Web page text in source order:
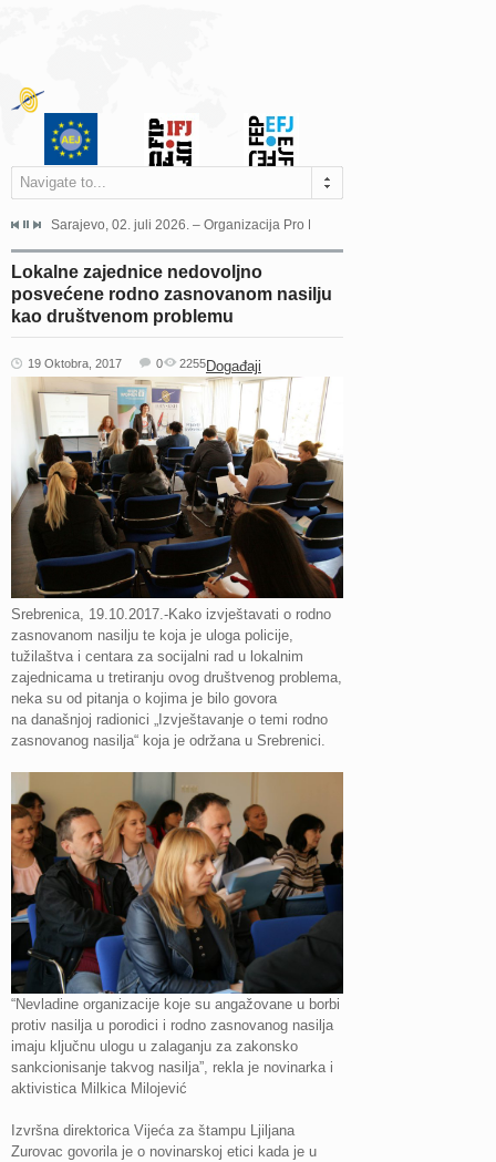
Navigate to...
Grada Sarajeva povodom Dana Sarajeva dugogodišnjoj...
Sarajevo, 02. juli 2026. – Organizacija Pro Educa juče je uspješno
Lokalne zajednice nedovoljno
posvećene rodno zasnovanom nasilju
kao društvenom problemu
19 Oktobra, 2017 Događaji
0 2255
Srebrenica, 19.10.2017.-Kako izvještavati o rodno
zasnovanom nasilju te koja je uloga policije,
tužilaštva i centara za socijalni rad u lokalnim
zajednicama u tretiranju ovog društvenog problema,
neka su od pitanja o kojima je bilo govora
na današnjoj radionici „Izvještavanje o temi rodno
zasnovanog nasilja“ koja je održana u Srebrenici.
“Nevladine organizacije koje su angažovane u borbi
protiv nasilja u porodici i rodno zasnovanog nasilja
imaju ključnu ulogu u zalaganju za zakonsko
sankcionisanje takvog nasilja”, rekla je novinarka i
aktivistica Milkica Milojević
Izvršna direktorica Vijeća za štampu Ljiljana
Zurovac govorila je o novinarskoj etici kada je u